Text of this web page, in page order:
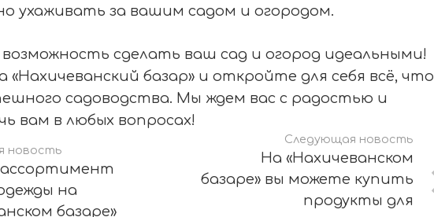
ухаживать за вашим садом и огородом.
сделать ваш сад и огород идеальными!
«Нахичеванский базар» и откройте для себя всё, что
садоводства. Мы ждем вас с радостью и
вам в любых вопросах!
новость
на
базаре»
Следующая новость
На «Нахичеванском
базаре» вы можете купить
продукты для